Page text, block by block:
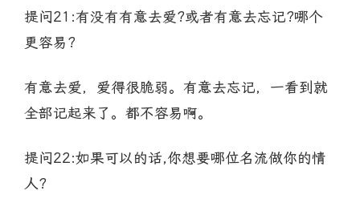
提问21:有没有有意去爱?或者有意去忘记?哪个
更容易?
有意去爱，爱得很脆弱。有意去忘记，一看到就
全部记起来了。都不容易啊。
提问22:如果可以的话,你想要哪位名流做你的情
人?